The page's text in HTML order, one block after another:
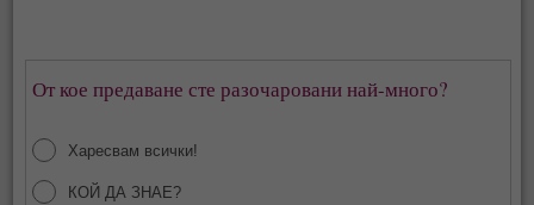
От кое предаване сте разочаровани най-много?
Харесвам всички!
КОЙ ДА ЗНАЕ?